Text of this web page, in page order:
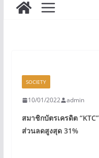
SOCIETY
10/01/2022 admin
สมาชิกบัตรเครดิต “KTC”
ส่วนลดสูงสุด 31%